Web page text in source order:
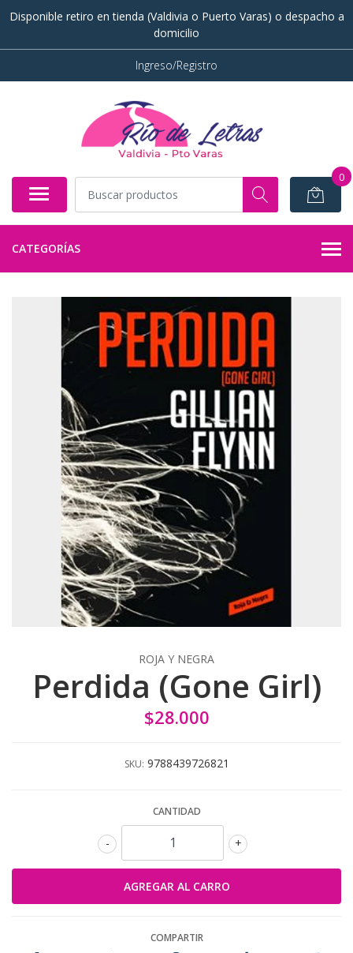
Disponible retiro en tienda (Valdivia o Puerto Varas) o despacho a
domicilio
Ingreso/Registro
0
CATEGORÍAS
ROJA Y NEGRA
Perdida (Gone Girl)
$28.000
SKU: 9788439726821
CANTIDAD
+
-
COMPARTIR